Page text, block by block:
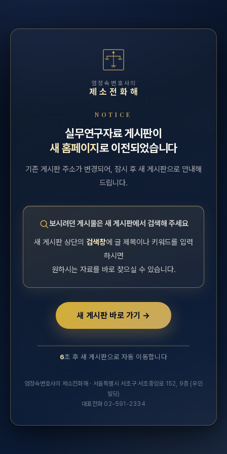
엄정숙변호사의
제소전화해
NOTICE
실무연구자료 게시판이
새 홈페이지 로 이전되었습니다
기존 게시판 주소가 변경되어, 잠시 후 새 게시판으로 안내해
드립니다.
보시려던 게시물은 새 게시판에서 검색해 주세요
새 게시판 상단의 검색창에 글 제목이나 키워드를 입력
하시면
원하시는 자료를 바로 찾으실 수 있습니다.
새 게시판 바로 가기 →
6초 후 새 게시판으로 자동 이동합니다
엄정숙변호사의 제소전화해 · 서울특별시 서초구 서초중앙로 152, 9층 (우민
빌딩)
대표전화 02-591-2334